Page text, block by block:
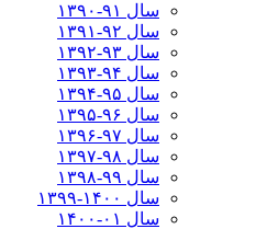
سال ۹۱-۱۳۹۰
سال ۹۲-۱۳۹۱
سال ۹۳-۱۳۹۲
سال ۹۴-۱۳۹۳
سال ۹۵-۱۳۹۴
سال ۹۶-۱۳۹۵
سال ۹۷-۱۳۹۶
سال ۹۸-۱۳۹۷
سال ۹۹-۱۳۹۸‍
سال ۱۴۰۰-۱۳۹۹
سال ۰۱-۱۴۰۰